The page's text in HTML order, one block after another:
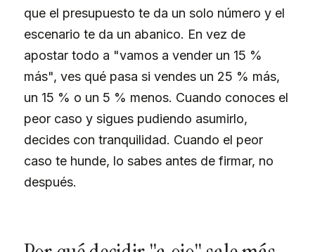
que el presupuesto te da un solo número y el
escenario te da un abanico. En vez de
apostar todo a "vamos a vender un 15 %
más", ves qué pasa si vendes un 25 % más,
un 15 % o un 5 % menos. Cuando conoces el
peor caso y sigues pudiendo asumirlo,
decides con tranquilidad. Cuando el peor
caso te hunde, lo sabes antes de firmar, no
después.